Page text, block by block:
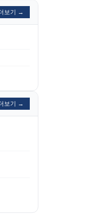
보기 →
보기 →